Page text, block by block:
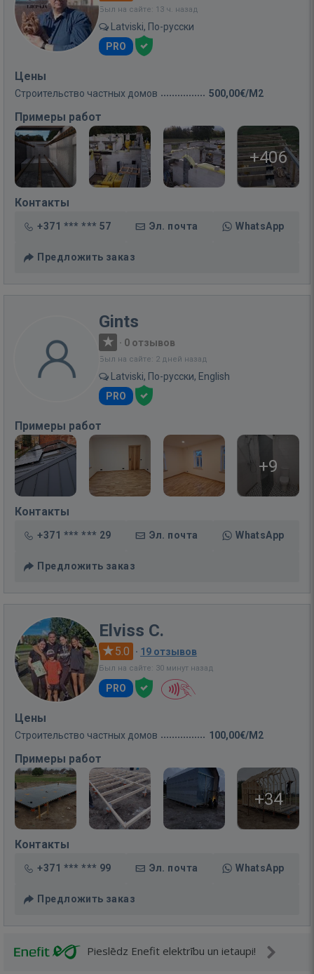
Был на сайте: 13 ч. назад
Latviski, По-русски
PRO
Цены
Строительство частных домов 500,00€/M2
Примеры работ
+406
Контакты
+371 *** *** 57 Эл. почта WhatsApp
Предложить заказ
Gints
· 0 отзывов
Был на сайте: 2 дней назад
Latviski, По-русски, English
PRO
Примеры работ
+9
Контакты
+371 *** *** 29 Эл. почта WhatsApp
Предложить заказ
Elviss C.
5.0 · 19 отзывов
Был на сайте: 30 минут назад
PRO
Цены
Строительство частных домов 100,00€/M2
Примеры работ
+34
Контакты
+371 *** *** 99 Эл. почта WhatsApp
Предложить заказ
Pieslēdz Enefit elektrību un ietaupi!